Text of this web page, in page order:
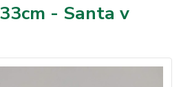
- Santa v